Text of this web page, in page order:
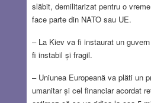
slăbit, demilitarizat pentru o
face parte din NATO sau UE.
– La Kiev va fi instaurat un
fi instabil și fragil.
– Uniunea Europeană va plăti un
umanitar și cel financiar acordat